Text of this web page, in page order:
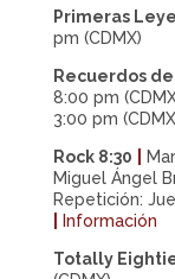
Primeras
pm (CDMX)
Recuerdos de
8:00 pm
3:00 pm
Rock 8:30
Miguel Ángel
Repetición:
Información
Totally